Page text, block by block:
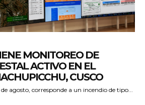
MONITOREO DE
ACTIVO EN EL
CUSCO
agosto, corresponde a un incendio de tipo...